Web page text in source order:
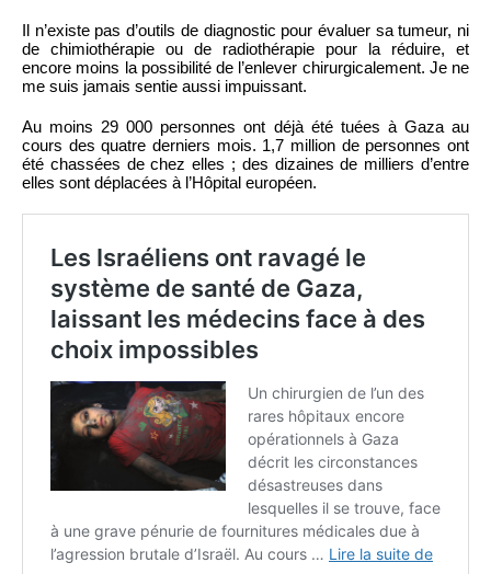
Il n’existe pas d’outils de diagnostic pour évaluer sa tumeur, ni
de chimiothérapie ou de radiothérapie pour la réduire, et
encore moins la possibilité de l’enlever chirurgicalement. Je ne
me suis jamais sentie aussi impuissant.
Au moins 29 000 personnes ont déjà été tuées à Gaza au
cours des quatre derniers mois. 1,7 million de personnes ont
été chassées de chez elles ; des dizaines de milliers d’entre
elles sont déplacées à l’Hôpital européen.